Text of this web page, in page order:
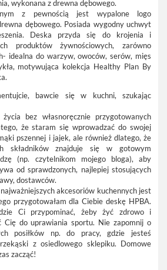
wykonana z drewna dębowego.
z pewnością jest wypalone logo
dębowego. Posiada wygodny uchwyt
Deska przyda się do krojenia i
produktów żywnościowych, zarówno
idealna do warzyw, owoców, serów, mięs
motywująca kolekcja Healthy Plan By
bawcie się w kuchni, szukając
bez własnoręcznie przygotowanych
że staram się wprowadzać do swojej
pszennej i jajek, ale również dlatego, że
składników znajduje się w gotowym
(np. czytelnikom mojego bloga), aby
od sprawdzonych, najlepiej stosujących
dostawców.
akcesoriów kuchennych jest
przygotowałam dla Ciebie deskę HPBA.
Ci przypominać, żeby żyć zdrowo i
Cię do uprawiania sportu. Nie zapomnij o
posiłków np. do pracy, gdzie jesteś
z osiedlowego sklepiku. Domowe
zacząć!